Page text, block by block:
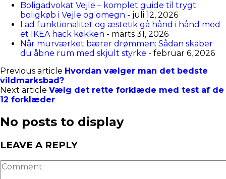
Boligadvokat Vejle – komplet guide til trygt
boligkøb i Vejle og omegn - juli 12, 2026
Lad funktionalitet og æstetik gå hånd i hånd med
et IKEA hack køkken - marts 31, 2026
Når murværket bærer drømmen: Sådan skaber
du åbne rum med skjult styrke - februar 6, 2026
Previous article Hvordan vælger man det bedste
vildmarksbad?
Next article Vælg det rette forklæde med test af de
12 forklæder
No posts to display
LEAVE A REPLY